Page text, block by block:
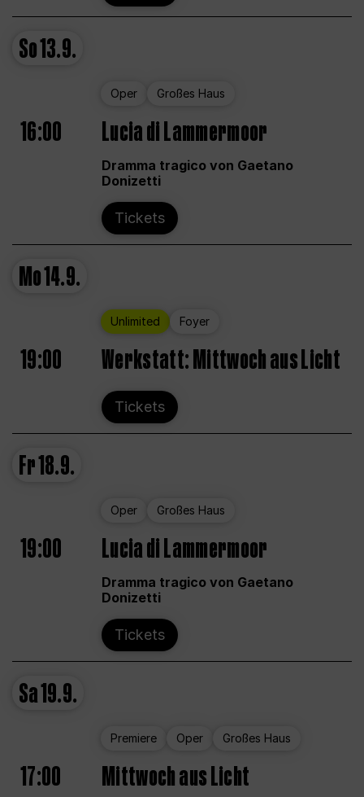
So13.9.
Oper Großes Haus
16:00 Lucia di Lammermoor
Dramma tragico von Gaetano
Donizetti
Tickets
Mo14.9.
Unlimited Foyer
19:00 Werkstatt: Mittwoch aus Licht
Tickets
Fr18.9.
Oper Großes Haus
19:00 Lucia di Lammermoor
Dramma tragico von Gaetano
Donizetti
Tickets
Sa19.9.
Premiere Oper Großes Haus
17:00 Mittwoch aus Licht